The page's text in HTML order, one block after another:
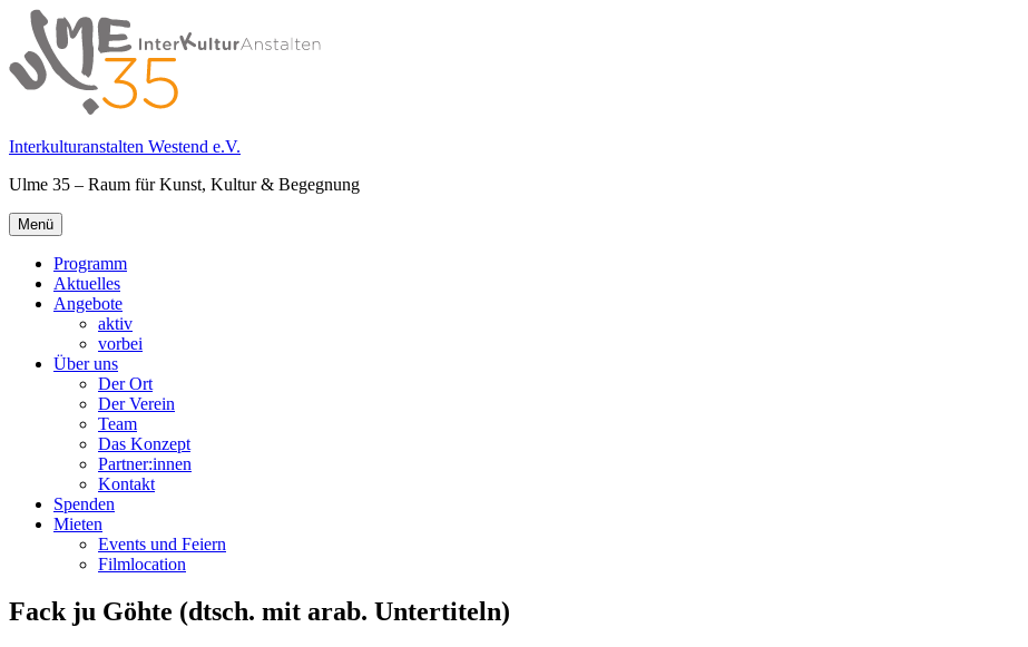
Springe
zum
Inhalt
Interkulturanstalten Westend e.V.
Ulme 35 – Raum für Kunst, Kultur & Begegnung
Primäres
Menü
Menü
Programm
Aktuelles
Angebote
aktiv
vorbei
Über uns
Der Ort
Der Verein
Team
Das Konzept
Partner:innen
Kontakt
Spenden
Mieten
Events und Feiern
Filmlocation
Fack ju Göhte (dtsch. mit arab. Untertiteln)